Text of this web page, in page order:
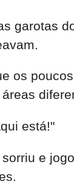
garotas
os
está!"
e